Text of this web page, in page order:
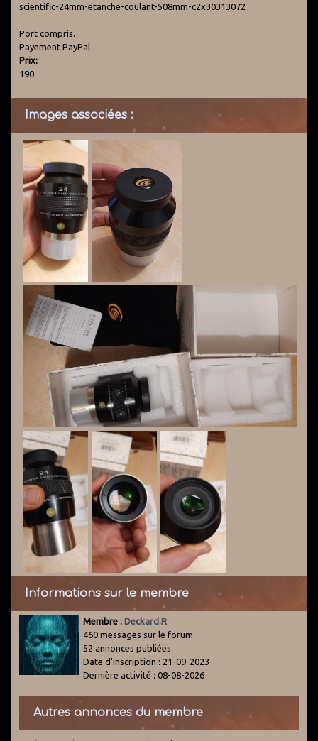
scientific-24mm-etanche-coulant-508mm-c2x30313072
Port compris.
Payement PayPal
Prix:
190
Images associées :
Informations sur le membre
Membre : Deckard.R
460 messages sur le forum
52 annonces publiées
Date d'inscription : 21-09-2023
Dernière activité : 08-08-2026
Autres annonces du membre